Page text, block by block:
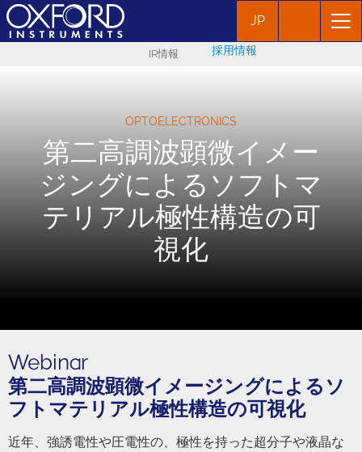
JP
IR情報 採用情報
OPTOELECTRONICS
第二高調波顕微イメー
ジングによるソフトマ
テリアル極性構造の可
視化
Webinar
第二高調波顕微イメージングによるソ
フトマテリアル極性構造の可視化
近年、強誘電性や圧電性の、極性を持った超分子や液晶な